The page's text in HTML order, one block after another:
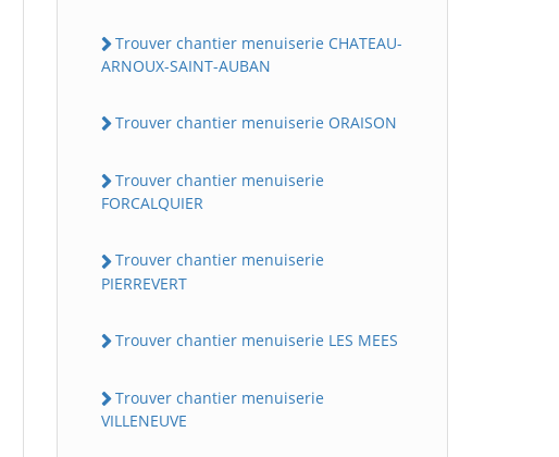
Trouver chantier menuiserie CHATEAU-
ARNOUX-SAINT-AUBAN
Trouver chantier menuiserie ORAISON
Trouver chantier menuiserie
FORCALQUIER
Trouver chantier menuiserie
PIERREVERT
Trouver chantier menuiserie LES MEES
Trouver chantier menuiserie
VILLENEUVE